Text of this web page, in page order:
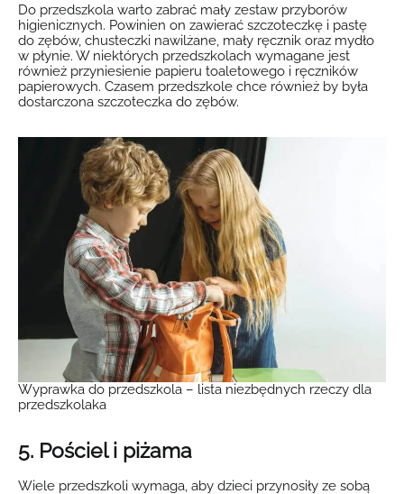
Do przedszkola warto zabrać mały zestaw przyborów
higienicznych. Powinien on zawierać szczoteczkę i pastę
do zębów, chusteczki nawilżane, mały ręcznik oraz mydło
w płynie. W niektórych przedszkolach wymagane jest
również przyniesienie papieru toaletowego i ręczników
papierowych. Czasem przedszkole chce również by była
dostarczona szczoteczka do zębów.
Wyprawka do przedszkola – lista niezbędnych rzeczy dla
przedszkolaka
5. Pościel i piżama
Wiele przedszkoli wymaga, aby dzieci przynosiły ze sobą